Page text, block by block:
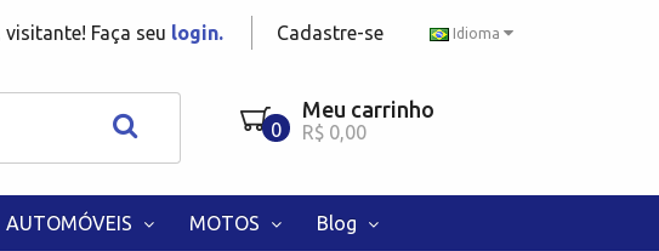
Idioma
Faça seu login. Cadastre-se
0
Meu carrinho
R$ 0,00
AUTOMÓVEIS MOTOS Blog